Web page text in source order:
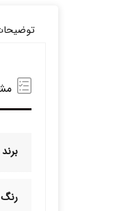
برند
رنگ